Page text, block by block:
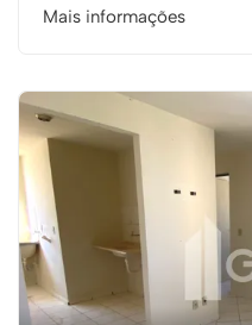
Mais informações